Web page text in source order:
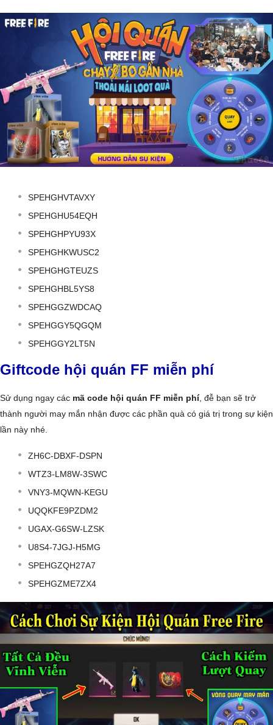
SPEHGHVTAVXY
SPEHGHU54EQH
SPEHGHPYU93X
SPEHGHKWUSC2
SPEHGHGTEUZS
SPEHGHBL5YS8
SPEHGGZWDCAQ
SPEHGGY5QGQM
SPEHGGY2LT5N
Giftcode hội quán FF miễn phí
Sử dụng ngay các mã code hội quán FF miễn phí, đễ bạn sẽ trở
thành người may mắn nhận được các phần quà có giá trị trong sự kiện
lần này nhé.
ZH6C-DBXF-DSPN
WTZ3-LM8W-3SWC
VNY3-MQWN-KEGU
UQQKFE9PZDM2
UGAX-G6SW-LZSK
U8S4-7JGJ-H5MG
SPEHGZQH27A7
SPEHGZME7ZX4